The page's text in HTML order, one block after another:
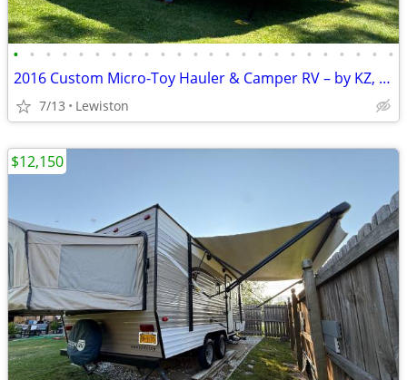
• • • • • • • • • • • • • • • • • • • • • • • •
2016 Custom Micro-Toy Hauler & Camper RV – by KZ, now only:
7/13 Lewiston
$12,150